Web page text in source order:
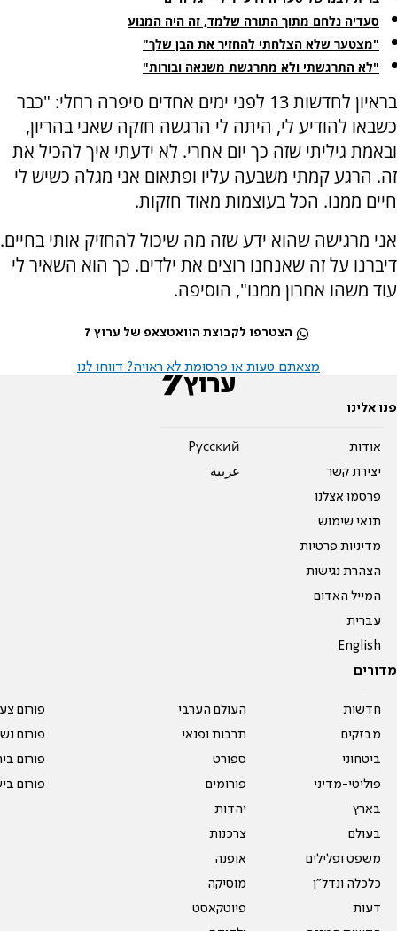
סעדיה נלחם מתוך התורה שלמד, זה היה המנוע
"מצטער שלא הצלחתי להחזיר את הבן שלך"
"לא התרגשתי ולא מתרגשת משנאה ובורות"
בראיון לחדשות 13 לפני ימים אחדים סיפרה רחלי: "כבר
כשבאו להודיע לי, היתה לי הרגשה חזקה שאני בהריון,
ובאמת גיליתי שזה כך יום אחרי. לא ידעתי איך להכיל את
זה. הרגע קמתי משבעה עליו ופתאום אני מגלה כשיש לי
חיים ממנו. הכל בעוצמות מאוד חזקות.
אני מרגישה שהוא ידע שזה מה שיכול להחזיק אותי בחיים.
דיברנו על זה שאנחנו רוצים את ילדים. כך הוא השאיר לי
עוד משהו אחרון ממנו", הוסיפה.
הצטרפו לקבוצת הוואטצאפ של ערוץ 7
מצאתם טעות או פרסומת לא ראויה? דווחו לנו
פנו אלינו
אודות
יצירת קשר
פרסמו אצלנו
תנאי שימוש
מדיניות פרטיות
הצהרת נגישות
המייל האדום
עברית
English
Pусский
عربية
מדורים
חדשות
מבזקים
ביטחוני
פוליטי-מדיני
בארץ
בעולם
משפט ופלילים
כלכלה ונדל"ן
דעות
העולם הערבי
תרבות ופנאי
ספורט
פורומים
יהדות
צרכנות
אופנה
מוסיקה
פיוטקאסט
פורום
פורום
פורום
פורום